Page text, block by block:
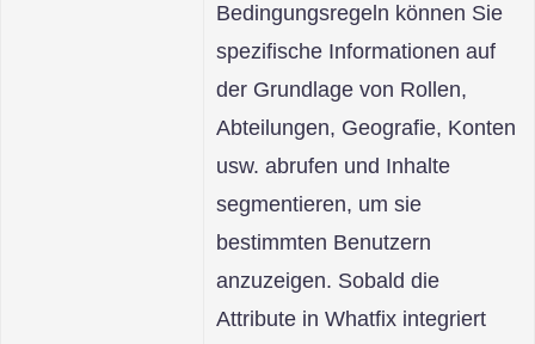
Bedingungsregeln können Sie
spezifische Informationen auf
der Grundlage von Rollen,
Abteilungen, Geografie, Konten
usw. abrufen und Inhalte
segmentieren, um sie
bestimmten Benutzern
anzuzeigen. Sobald die
Attribute in Whatfix integriert